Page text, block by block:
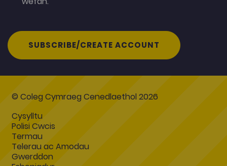
SUBSCRIBE/CREATE ACCOUNT
© Coleg Cymraeg Cenedlaethol 2026
Cysylltu
Polisi Cwcis
Termau
Telerau ac Amodau
Gwerddon